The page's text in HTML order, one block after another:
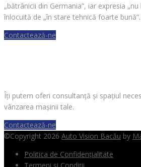
„bătrânicii din Germania”, iar expresia
înlocuită de „în stare tehnică foarte bună”.
Contactează-ne
Îți putem oferi consultanță și spațiul
vânzarea mașinii tale.
Contactează-ne
©Copyright 2026 Auto Vision Bacău by
Politica de Confidențialitate